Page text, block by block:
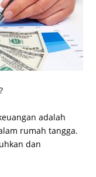
adalah
rumah tangga.
dan